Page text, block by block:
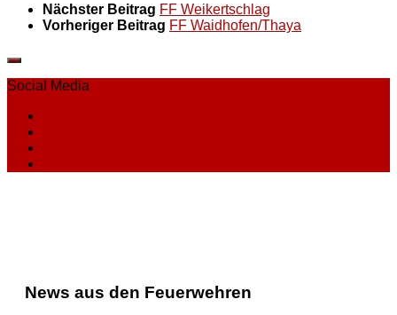
Nächster Beitrag FF Weikertschlag
Vorheriger Beitrag FF Waidhofen/Thaya
Social Media
News aus den Feuerwehren